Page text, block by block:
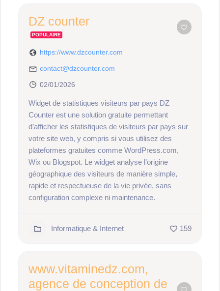
DZ counter
POPULAIRE
https://www.dzcounter.com
contact@dzcounter.com
02/01/2026
Widget de statistiques visiteurs par pays DZ
Counter est une solution gratuite permettant
d’afficher les statistiques de visiteurs par pays sur
votre site web, y compris si vous utilisez des
plateformes gratuites comme WordPress.com,
Wix ou Blogspot. Le widget analyse l’origine
géographique des visiteurs de manière simple,
rapide et respectueuse de la vie privée, sans
configuration complexe ni maintenance.
Informatique & Internet 159
www.vitaminedz.com,
agence de conception de